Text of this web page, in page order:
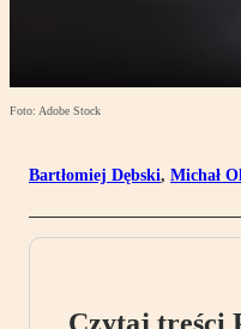
Foto: Adobe Stock
Bartłomiej Dębski, Michał